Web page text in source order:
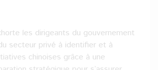
les dirigeants du gouvernement
secteur privé à identifier et à
chinoises grâce à une